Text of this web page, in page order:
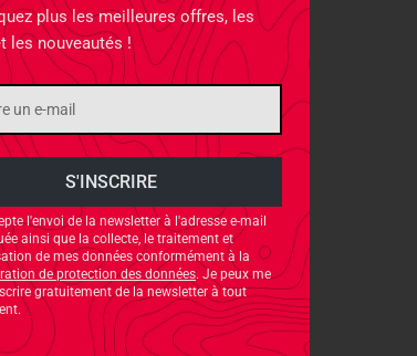
plus les meilleures offres, les
les nouveautés !
l'envoi de la newsletter à l'adresse e-mail
ainsi que la collecte, le traitement et
de mes données conformément à la
de protection des données. Je peux me
gratuitement de la newsletter à tout
de commande.
pas possible.